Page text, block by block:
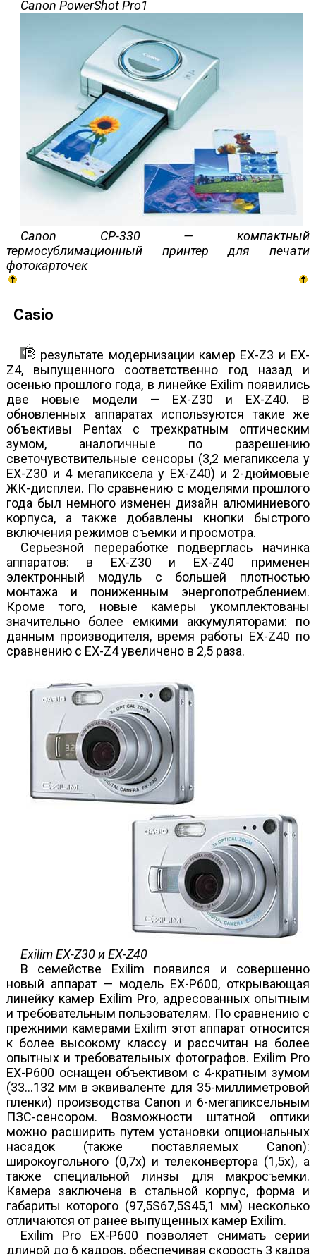
Canon PowerShot Pro1
Canon CP-330 — компактный
термосублимационный принтер для печати
фотокарточек
Casio
результате модернизации камер EX-Z3 и EX-
Z4, выпущенного соответственно год назад и
осенью прошлого года, в линейке Exilim появились
две новые модели — EX-Z30 и EX-Z40. В
обновленных аппаратах используются такие же
объективы Pentax с трехкратным оптическим
зумом, аналогичные по разрешению
светочувствительные сенсоры (3,2 мегапиксела у
EX-Z30 и 4 мегапиксела у EX-Z40) и 2-дюймовые
ЖК-дисплеи. По сравнению с моделями прошлого
года был немного изменен дизайн алюминиевого
корпуса, а также добавлены кнопки быстрого
включения режимов съемки и просмотра.
Серьезной переработке подверглась начинка
аппаратов: в EX-Z30 и EX-Z40 применен
электронный модуль с большей плотностью
монтажа и пониженным энергопотреблением.
Кроме того, новые камеры укомплектованы
значительно более емкими аккумуляторами: по
данным производителя, время работы EX-Z40 по
сравнению с EX-Z4 увеличено в 2,5 раза.
Exilim EX-Z30 и EX-Z40
В семействе Exilim появился и совершенно
новый аппарат — модель EX-P600, открывающая
линейку камер Exilim Pro, адресованных опытным
и требовательным пользователям. По сравнению с
прежними камерами Exilim этот аппарат относится
к более высокому классу и рассчитан на более
опытных и требовательных фотографов. Exilim Pro
EX-P600 оснащен объективом c 4-кратным зумом
(33…132 мм в эквиваленте для 35-миллиметровой
пленки) производства Canon и 6-мегапиксельным
ПЗС-сенсором. Возможности штатной оптики
можно расширить путем установки опциональных
насадок (также поставляемых Canon):
широкоугольного (0,7х) и телеконвертора (1,5х), а
также специальной линзы для макросъемки.
Камера заключена в стальной корпус, форма и
габариты которого (97,5Ѕ67,5Ѕ45,1 мм) несколько
отличаются от ранее выпущенных камер Exilim.
Exilim Pro EX-P600 позволяет снимать серии
длиной до 6 кадров, обеспечивая скорость 3 кадра